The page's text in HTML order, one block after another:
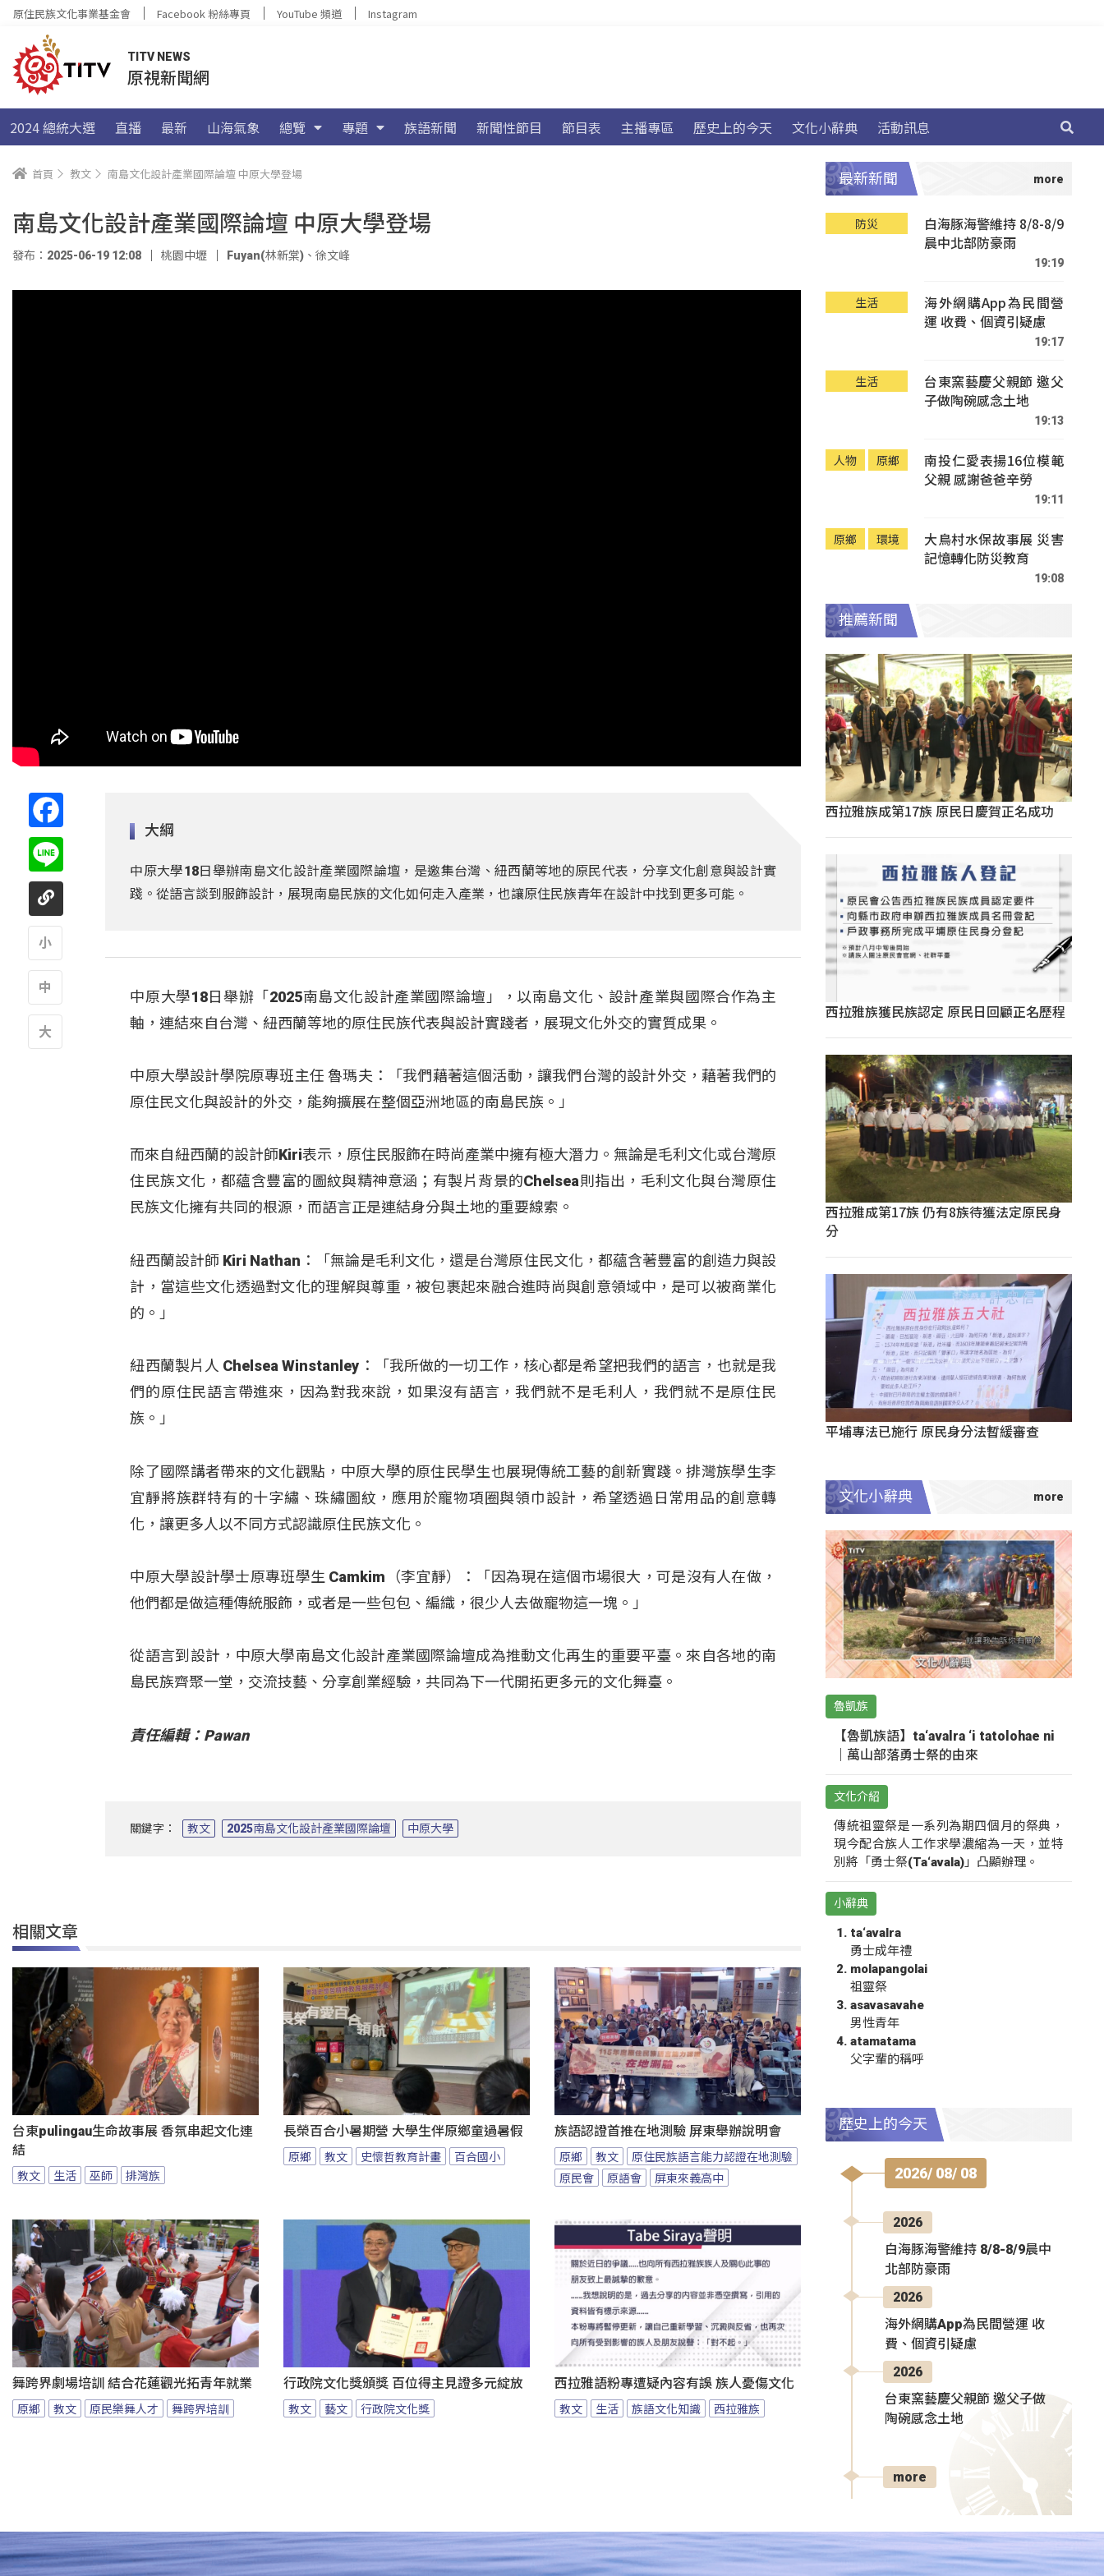
原住民族文化事業基金會 Facebook 粉絲專頁 YouTube 頻道 Instagram
TITV NEWS
原視新聞網
2024 總統大選 直播 最新 山海氣象 總覽 專題 族語新聞 新聞性節目 節目表 主播專區 歷史上的今天 文化小辭典 活動訊息
首頁 教文 南島文化設計產業國際論壇 中原大學登場
南島文化設計產業國際論壇 中原大學登場
發布：2025-06-19 12:08 桃園中壢 Fuyan(林新棠) 、 徐文峰
大綱
中原大學18日舉辦南島文化設計產業國際論壇，是邀集台灣、紐西蘭等地的原民代表，分享文化創意與設計實
踐。從語言談到服飾設計，展現南島民族的文化如何走入產業，也讓原住民族青年在設計中找到更多可能。
中原大學18日舉辦「2025南島文化設計產業國際論壇」，以南島文化、設計產業與國際合作為主
軸，連結來自台灣、紐西蘭等地的原住民族代表與設計實踐者，展現文化外交的實質成果。
中原大學設計學院原專班主任 魯瑪夫：「我們藉著這個活動，讓我們台灣的設計外交，藉著我們的
原住民文化與設計的外交，能夠擴展在整個亞洲地區的南島民族。」
而來自紐西蘭的設計師Kiri表示，原住民服飾在時尚產業中擁有極大潛力。無論是毛利文化或台灣原
住民族文化，都蘊含豐富的圖紋與精神意涵；有製片背景的Chelsea則指出，毛利文化與台灣原住
民族文化擁有共同的根源，而語言正是連結身分與土地的重要線索。
紐西蘭設計師 Kiri Nathan：「無論是毛利文化，還是台灣原住民文化，都蘊含著豐富的創造力與設
計，當這些文化透過對文化的理解與尊重，被包裹起來融合進時尚與創意領域中，是可以被商業化
的。」
紐西蘭製片人 Chelsea Winstanley：「我所做的一切工作，核心都是希望把我們的語言，也就是我
們的原住民語言帶進來，因為對我來說，如果沒有語言，我們就不是毛利人，我們就不是原住民
族。」
除了國際講者帶來的文化觀點，中原大學的原住民學生也展現傳統工藝的創新實踐。排灣族學生李
宜靜將族群特有的十字繡、珠繡圖紋，應用於寵物項圈與領巾設計，希望透過日常用品的創意轉
化，讓更多人以不同方式認識原住民族文化。
中原大學設計學士原專班學生 Camkim（李宜靜）：「因為現在這個市場很大，可是沒有人在做，
他們都是做這種傳統服飾，或者是一些包包、編織，很少人去做寵物這一塊。」
從語言到設計，中原大學南島文化設計產業國際論壇成為推動文化再生的重要平臺。來自各地的南
島民族齊聚一堂，交流技藝、分享創業經驗，共同為下一代開拓更多元的文化舞臺。
責任編輯：Pawan
關鍵字： 教文 2025南島文化設計產業國際論壇 中原大學
相關文章
台東pulingau生命故事展 香氛串起文化連
結
教文 生活 巫師 排灣族
長榮百合小暑期營 大學生伴原鄉童過暑假
原鄉 教文 史懷哲教育計畫 百合國小
族語認證首推在地測驗 屏東舉辦說明會
原鄉 教文
原住民族語言能力認證在地測驗
原民會
原語會 屏東來義高中
舞跨界劇場培訓 結合花蓮觀光拓青年就業
原鄉 教文 原民樂舞人才 舞跨界培訓
行政院文化獎頒獎 百位得主見證多元綻放
教文 藝文 行政院文化獎
西拉雅語粉專遭疑內容有誤 族人憂傷文化
教文 生活 族語文化知識 西拉雅族
最新新聞
防災
白海豚海警維持 8/8-8/9
晨中北部防豪雨
19:19
生活
海外網購App為民間營
運 收費、個資引疑慮
19:17
生活
台東窯藝慶父親節 邀父
子做陶碗感念土地
19:13
人物 原鄉
南投仁愛表揚16位模範
父親 感謝爸爸辛勞
19:11
原鄉 環境
大鳥村水保故事展 災害
記憶轉化防災教育
19:08
推薦新聞
西拉雅族成第17族 原民日慶賀正名成功
西拉雅族獲民族認定 原民日回顧正名歷程
西拉雅成第17族 仍有8族待獲法定原民身
分
平埔專法已施行 原民身分法暫緩審查
文化小辭典
魯凱族
【魯凱族語】ta‘avalra ‘i tatolohae ni
｜萬山部落勇士祭的由來
文化介紹
傳統祖靈祭是一系列為期四個月的祭典，
現今配合族人工作求學濃縮為一天，並特
別將「勇士祭(Ta‘avala)」凸顯辦理。
小辭典
ta‘avalra
勇士成年禮
molapangolai
祖靈祭
asavasavahe
男性青年
atamatama
父字輩的稱呼
歷史上的今天
2026/ 08/ 08
2026
白海豚海警維持 8/8-8/9晨中
北部防豪雨
2026
海外網購App為民間營運 收
費、個資引疑慮
2026
台東窯藝慶父親節 邀父子做
陶碗感念土地
more